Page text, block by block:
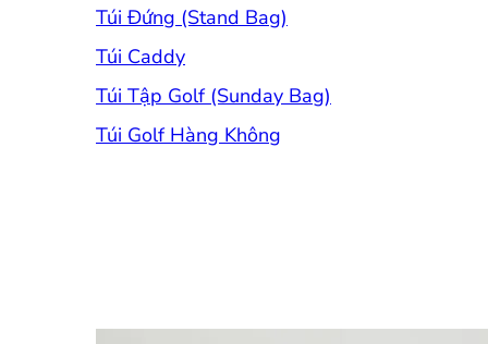
Túi Đứng (Stand Bag)
Túi Caddy
Túi Tập Golf (Sunday Bag)
Túi Golf Hàng Không